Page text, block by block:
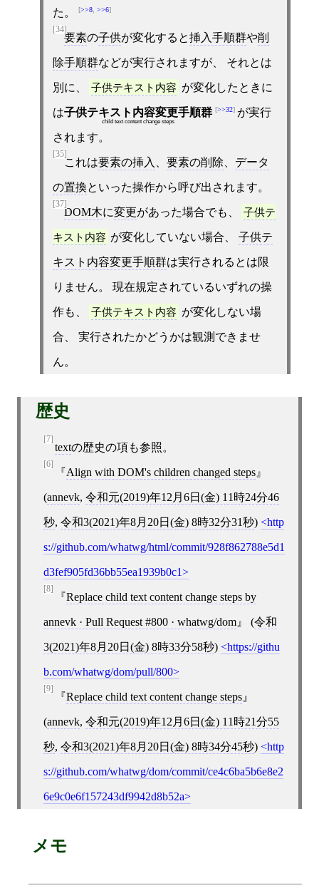
た。 >>8, >>6
[34]
要素の子供が変化すると挿入手順群や削
除手順群などが実行されますが、 それとは
別に、 子供テキスト内容 が変化したときに
は子供テキスト内容変更手順群
child text content change steps
>>32 が実行
されます。
[35]
これは要素の挿入 要素の削除 データ
の置換といった操作から呼び出されます。
[37]
DOM木に変更があった場合でも、 子供テ
キスト内容 が変化していない場合、子供テ
キスト内容変更手順群は実行されるとは限
りません。 現在規定されているいずれの操
作も、 子供テキスト内容 が変化しない場
合、 実行されたかどうかは観測できませ
ん。
歴史
[7]
textの歴史の項も参照。
[6]
Align with DOM's children changed steps
(annevk, 令和元(2019)年12月6日(金) 11時24分46
秒, 令和3(2021)年8月20日(金) 8時32分31秒) http
s://github.com/whatwg/html/commit/928f862788e5d1
d3fef905fd36bb55ea1939b0c1
[8]
Replace child text content change steps by
annevk · Pull Request #800 · whatwg/dom (令和
3(2021)年8月20日(金) 8時33分58秒) https://githu
b.com/whatwg/dom/pull/800
[9]
Replace child text content change steps
(annevk, 令和元(2019)年12月6日(金) 11時21分55
秒, 令和3(2021)年8月20日(金) 8時34分45秒) http
s://github.com/whatwg/dom/commit/ce4c6ba5b6e8e2
6e9c0e6f157243df9942d8b52a
メモ